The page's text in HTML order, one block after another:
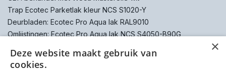
Trap Ecotec Parketlak kleur NCS S1020-Y
Deurbladen: Ecotec Pro Aqua lak RAL9010
Omlijstingen: Ecotec Pro Aqua lak NCS S4050-B90G
×
Deze website maakt gebruik van
cookies.